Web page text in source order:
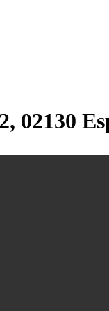
02130